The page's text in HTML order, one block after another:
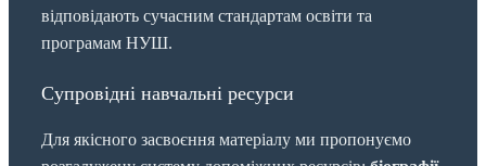
відповідають сучасним стандартам освіти та
програмам НУШ.
Супровідні навчальні ресурси
Для якісного засвоєння матеріалу ми пропонуємо